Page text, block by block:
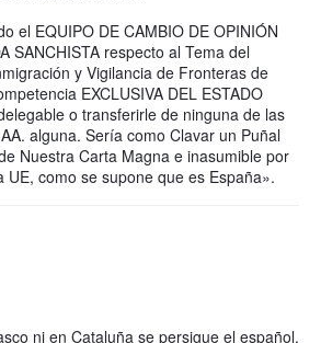
el EQUIPO DE CAMBIO DE OPINIÓN
SANCHISTA respecto al Tema del
y Vigilancia de Fronteras de
EXCLUSIVA DEL ESTADO
o transferirle de ninguna de las
alguna. Sería como Clavar un Puñal
Nuestra Carta Magna e inasumible por
UE, como se supone que es España».
ni en Cataluña se persigue el español,